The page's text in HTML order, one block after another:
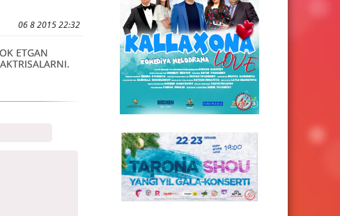
06 8 2015 22:32
ETGAN